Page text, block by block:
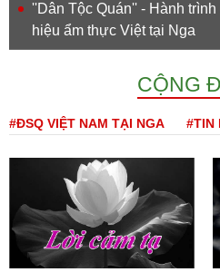
''Dân Tộc Quán'' - Hành
hiệu ẩm thực Việt tại Nga
CỘNG
#ĐSQ VIỆT NAM TẠI NGA #TIN